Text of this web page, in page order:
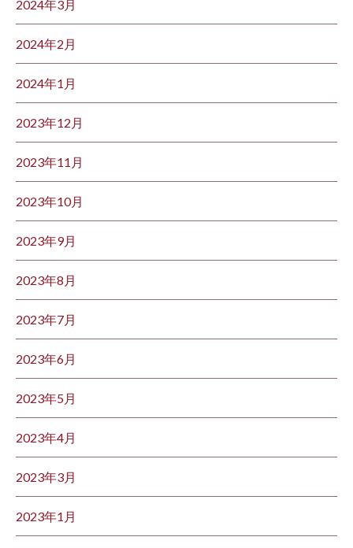
2024年3月
2024年2月
2024年1月
2023年12月
2023年11月
2023年10月
2023年9月
2023年8月
2023年7月
2023年6月
2023年5月
2023年4月
2023年3月
2023年1月